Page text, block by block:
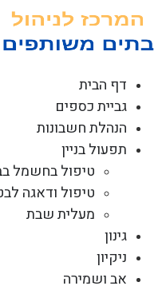
דף הבית
גביית כספים
הנהלת חשבונות
תפעול בניין
טיפול בחשמל
טיפול ודאגה
מעלית שבת
גינון
ניקיון
אב ושמירה